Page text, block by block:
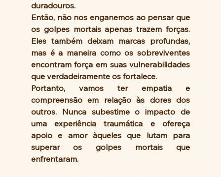
duradouros.
Então, não nos enganemos ao pensar que
os golpes mortais apenas trazem forças.
Eles também deixam marcas profundas,
mas é a maneira como os sobreviventes
encontram força em suas vulnerabilidades
que verdadeiramente os fortalece.
Portanto, vamos ter empatia e
compreensão em relação às dores dos
outros. Nunca subestime o impacto de
uma experiência traumática e ofereça
apoio e amor àqueles que lutam para
superar os golpes mortais que
enfrentaram.